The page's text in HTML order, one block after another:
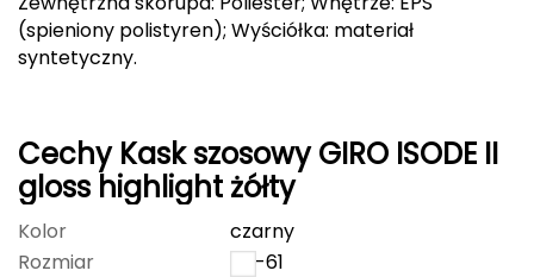
Gumbies
HAGLÖFS
HMS
HMS PREMIUM
(spieniony polistyren); Wyściółka: materiał
syntetyczny.
Cechy Kask szosowy GIRO ISODE II
gloss highlight żółty
Kolor
czarny
Rozmiar
54-61